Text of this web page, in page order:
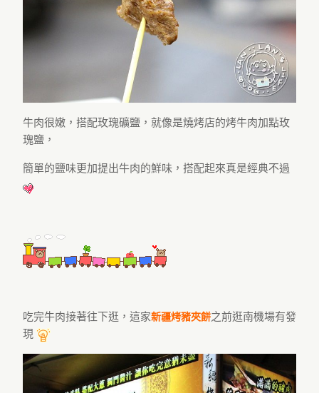
牛肉很嫩，搭配玫瑰礦鹽，就像是燒烤店的烤牛肉加點玫
瑰鹽，
簡單的鹽味更加提出牛肉的鮮味，搭配起來真是經典不過
吃完牛肉接著往下逛，這家新疆烤豬夾餅之前逛南機場有發
現